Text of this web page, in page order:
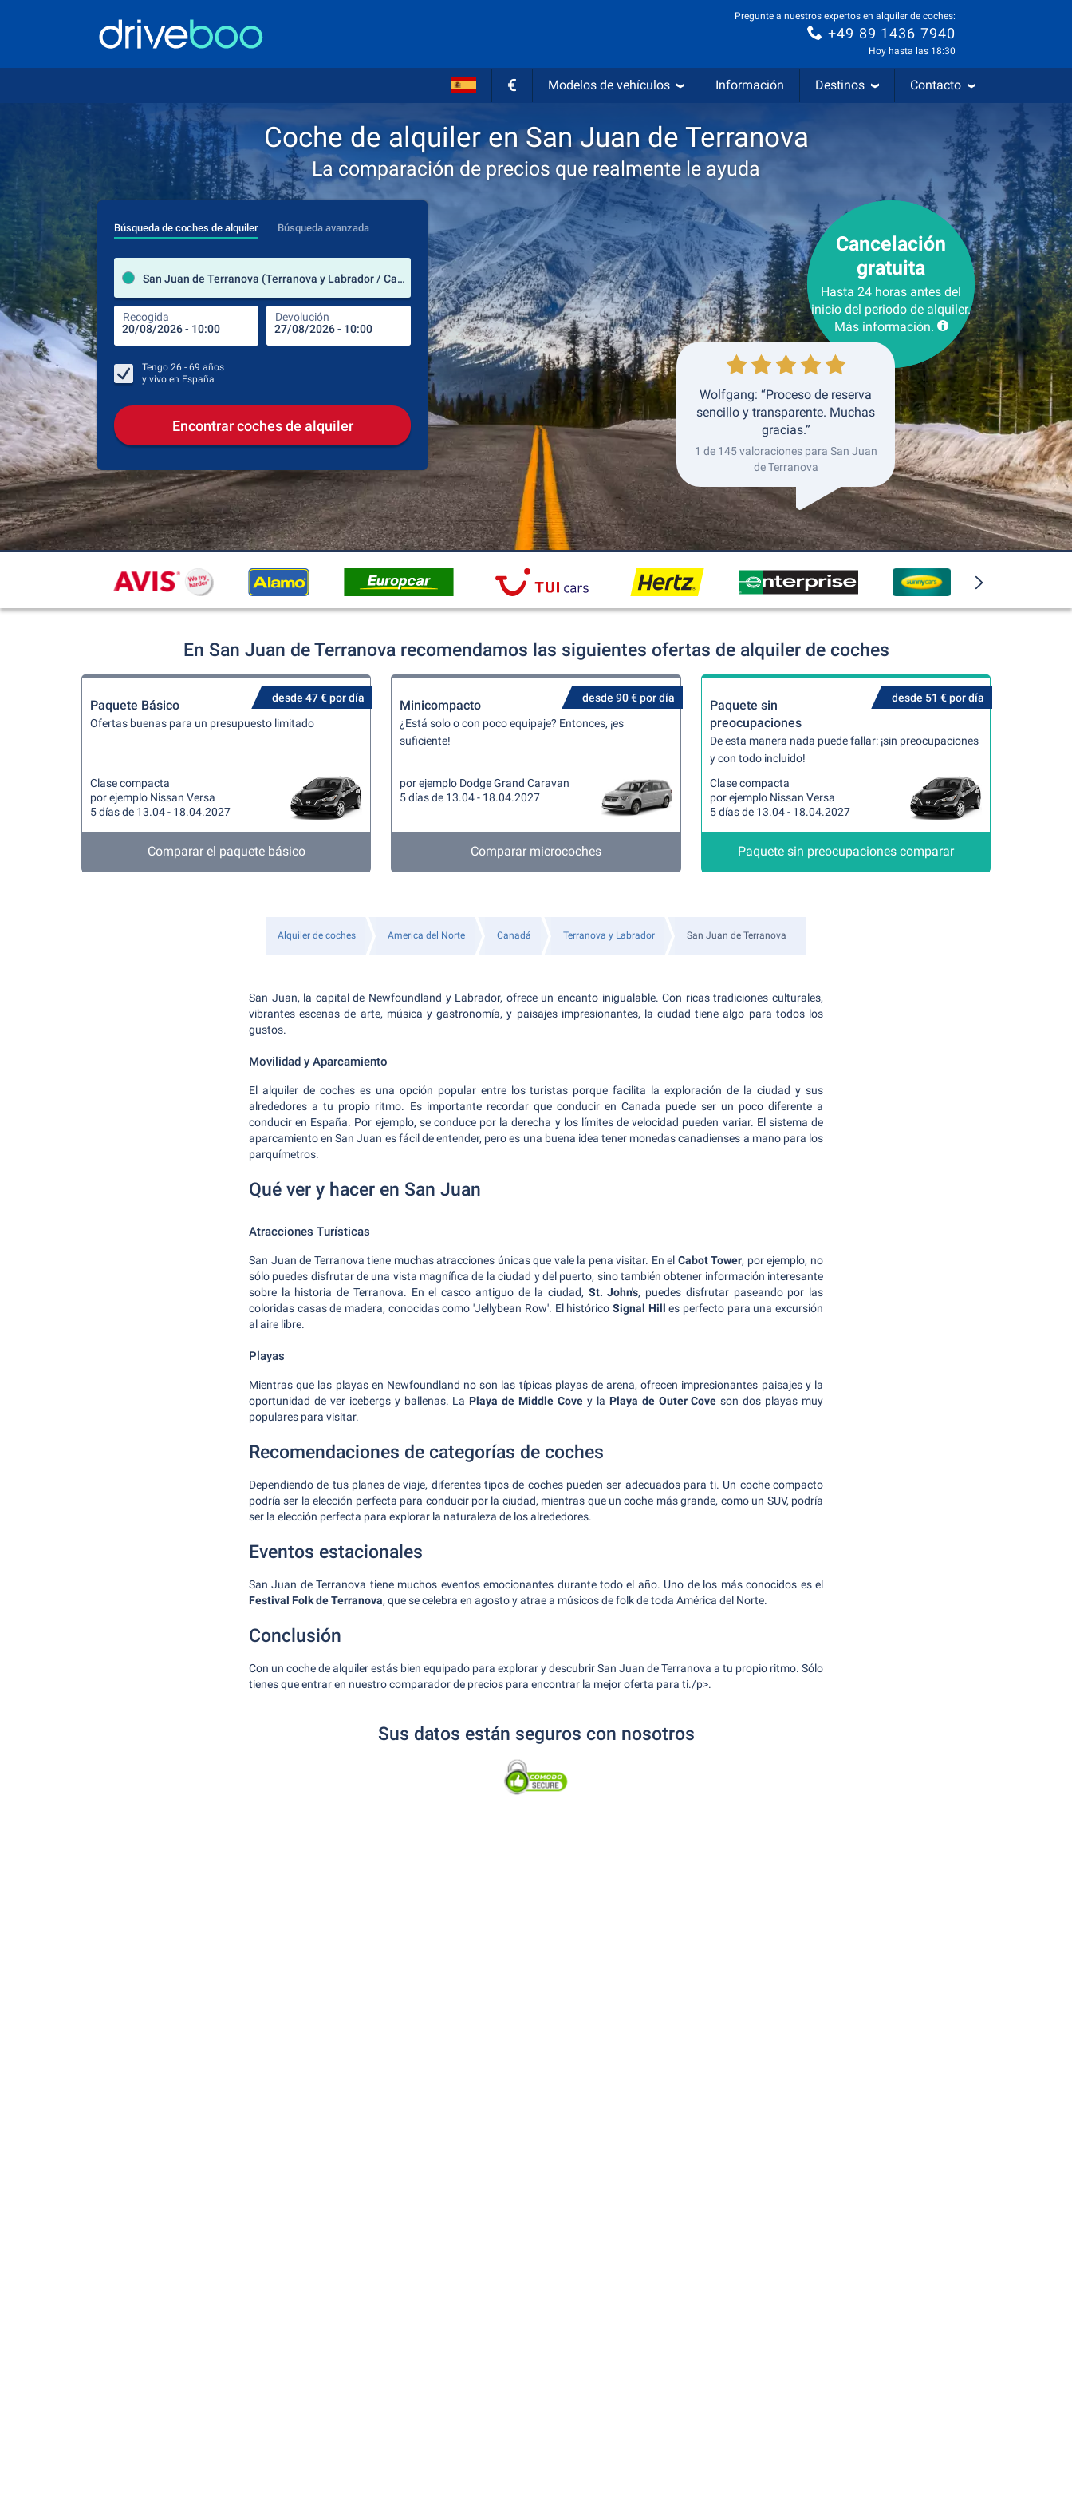
Pregunte a nuestros expertos en alquiler de coches:
+49 89 1436 7940
Hoy hasta las 18:30
€ Modelos de vehículos Información Destinos Contacto
Coche de alquiler en San Juan de Terranova
La comparación de precios que realmente le ayuda
Búsqueda de coches de alquiler Búsqueda avanzada
San Juan de Terranova (Terranova y Labrador / Canadá)
Recogida Devolución
lugar de alquiler
Lugar de devolución
Recogida Devolución
Tengo 26 - 69 años
y vivo en España
Encontrar coches de alquiler
Cancelación
gratuita
Hasta 24 horas antes del
inicio del periodo de alquiler.
Más información.
Wolfgang: “Proceso de reserva
sencillo y transparente. Muchas
gracias.”
1 de 145 valoraciones para San Juan
de Terranova
En San Juan de Terranova recomendamos las siguientes ofertas de alquiler de coches
desde 47 € por día
Paquete Básico
Ofertas buenas para un presupuesto limitado
Clase compacta
por ejemplo Nissan Versa
5 días de 13.04 - 18.04.2027
Comparar el paquete básico
desde 90 € por día
Minicompacto
¿Está solo o con poco equipaje? Entonces, ¡es
suficiente!
por ejemplo Dodge Grand Caravan
5 días de 13.04 - 18.04.2027
Comparar microcoches
desde 51 € por día
Paquete sin
preocupaciones
De esta manera nada puede fallar: ¡sin preocupaciones
y con todo incluido!
Clase compacta
por ejemplo Nissan Versa
5 días de 13.04 - 18.04.2027
Paquete sin preocupaciones comparar
Alquiler de coches America del Norte Canadá Terranova y Labrador San Juan de Terranova
San Juan, la capital de Newfoundland y Labrador, ofrece un encanto inigualable. Con ricas tradiciones culturales,
vibrantes escenas de arte, música y gastronomía, y paisajes impresionantes, la ciudad tiene algo para todos los
gustos.
Movilidad y Aparcamiento
El alquiler de coches es una opción popular entre los turistas porque facilita la exploración de la ciudad y sus
alrededores a tu propio ritmo. Es importante recordar que conducir en Canada puede ser un poco diferente a
conducir en España. Por ejemplo, se conduce por la derecha y los límites de velocidad pueden variar. El sistema de
aparcamiento en San Juan es fácil de entender, pero es una buena idea tener monedas canadienses a mano para los
parquímetros.
Qué ver y hacer en San Juan
Atracciones Turísticas
San Juan de Terranova tiene muchas atracciones únicas que vale la pena visitar. En el Cabot Tower, por ejemplo, no
sólo puedes disfrutar de una vista magnífica de la ciudad y del puerto, sino también obtener información interesante
sobre la historia de Terranova. En el casco antiguo de la ciudad, St. John's, puedes disfrutar paseando por las
coloridas casas de madera, conocidas como 'Jellybean Row'. El histórico Signal Hill es perfecto para una excursión
al aire libre.
Playas
Mientras que las playas en Newfoundland no son las típicas playas de arena, ofrecen impresionantes paisajes y la
oportunidad de ver icebergs y ballenas. LaPlaya de Middle Cove y la Playa de Outer Cove son dos playas muy
populares para visitar.
Recomendaciones de categorías de coches
Dependiendo de tus planes de viaje, diferentes tipos de coches pueden ser adecuados para ti. Un coche compacto
podría ser la elección perfecta para conducir por la ciudad, mientras que un coche más grande, como un SUV, podría
ser la elección perfecta para explorar la naturaleza de los alrededores.
Eventos estacionales
San Juan de Terranova tiene muchos eventos emocionantes durante todo el año. Uno de los más conocidos es el
Festival Folk de Terranova, que se celebra en agosto y atrae a músicos de folk de toda América del Norte.
Conclusión
Con un coche de alquiler estás bien equipado para explorar y descubrir San Juan de Terranova a tu propio ritmo. Sólo
tienes que entrar en nuestro comparador de precios para encontrar la mejor oferta para ti./p>.
Sus datos están seguros con nosotros